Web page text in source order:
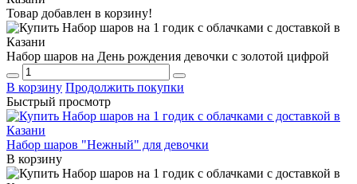
Товар добавлен в корзину!
Набор шаров на День рождения девочки с золотой цифрой
В корзину Продолжить покупки
Быстрый просмотр
Набор шаров "Нежный" для девочки
В корзину